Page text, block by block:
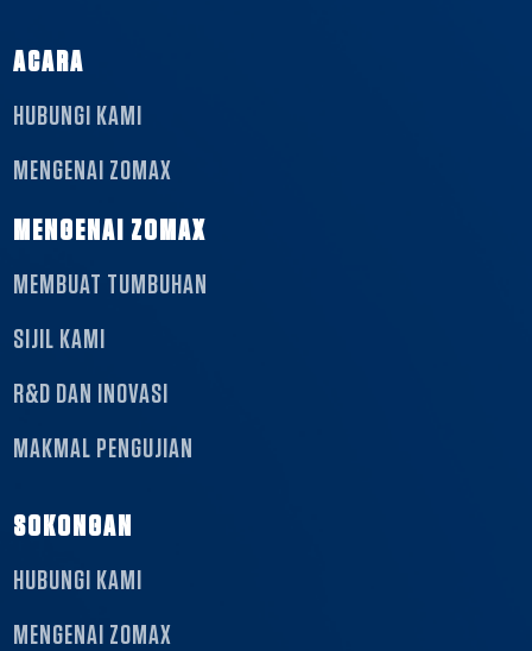
ACARA
HUBUNGI KAMI
MENGENAI ZOMAX
MENGENAI ZOMAX
MEMBUAT TUMBUHAN
SIJIL KAMI
R&D DAN INOVASI
MAKMAL PENGUJIAN
SOKONGAN
HUBUNGI KAMI
MENGENAI ZOMAX